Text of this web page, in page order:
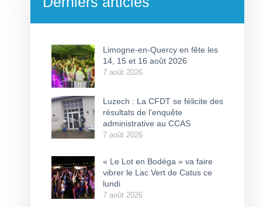
Limogne-en-Quercy en fête les
14, 15 et 16 août 2026
7 août 2026
Luzech : La CFDT se félicite des
résultats de l’enquête
administrative au CCAS
7 août 2026
« Le Lot en Bodéga » va faire
vibrer le Lac Vert de Catus ce
lundi
7 août 2026